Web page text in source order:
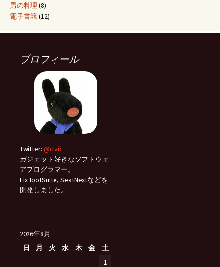
男の料理 (8)
電子書籍(12)
プロフィール
Twitter: @civic
ガジェット好きなソフトウェ
アプログラマー。
FixHootSuite, SeatNextなどを
開発しました。
2026年8月
日
月 火 水 木 金
土
1